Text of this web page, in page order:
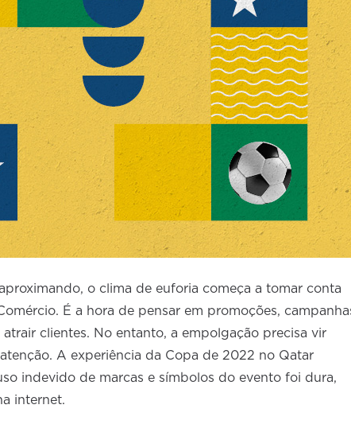
o clima de euforia começa a tomar conta
É a hora de pensar em promoções,
clientes. No entanto, a empolgação precisa vir
A experiência da Copa de 2022 no Qatar
indevido de marcas e símbolos do evento foi dura,
internet.